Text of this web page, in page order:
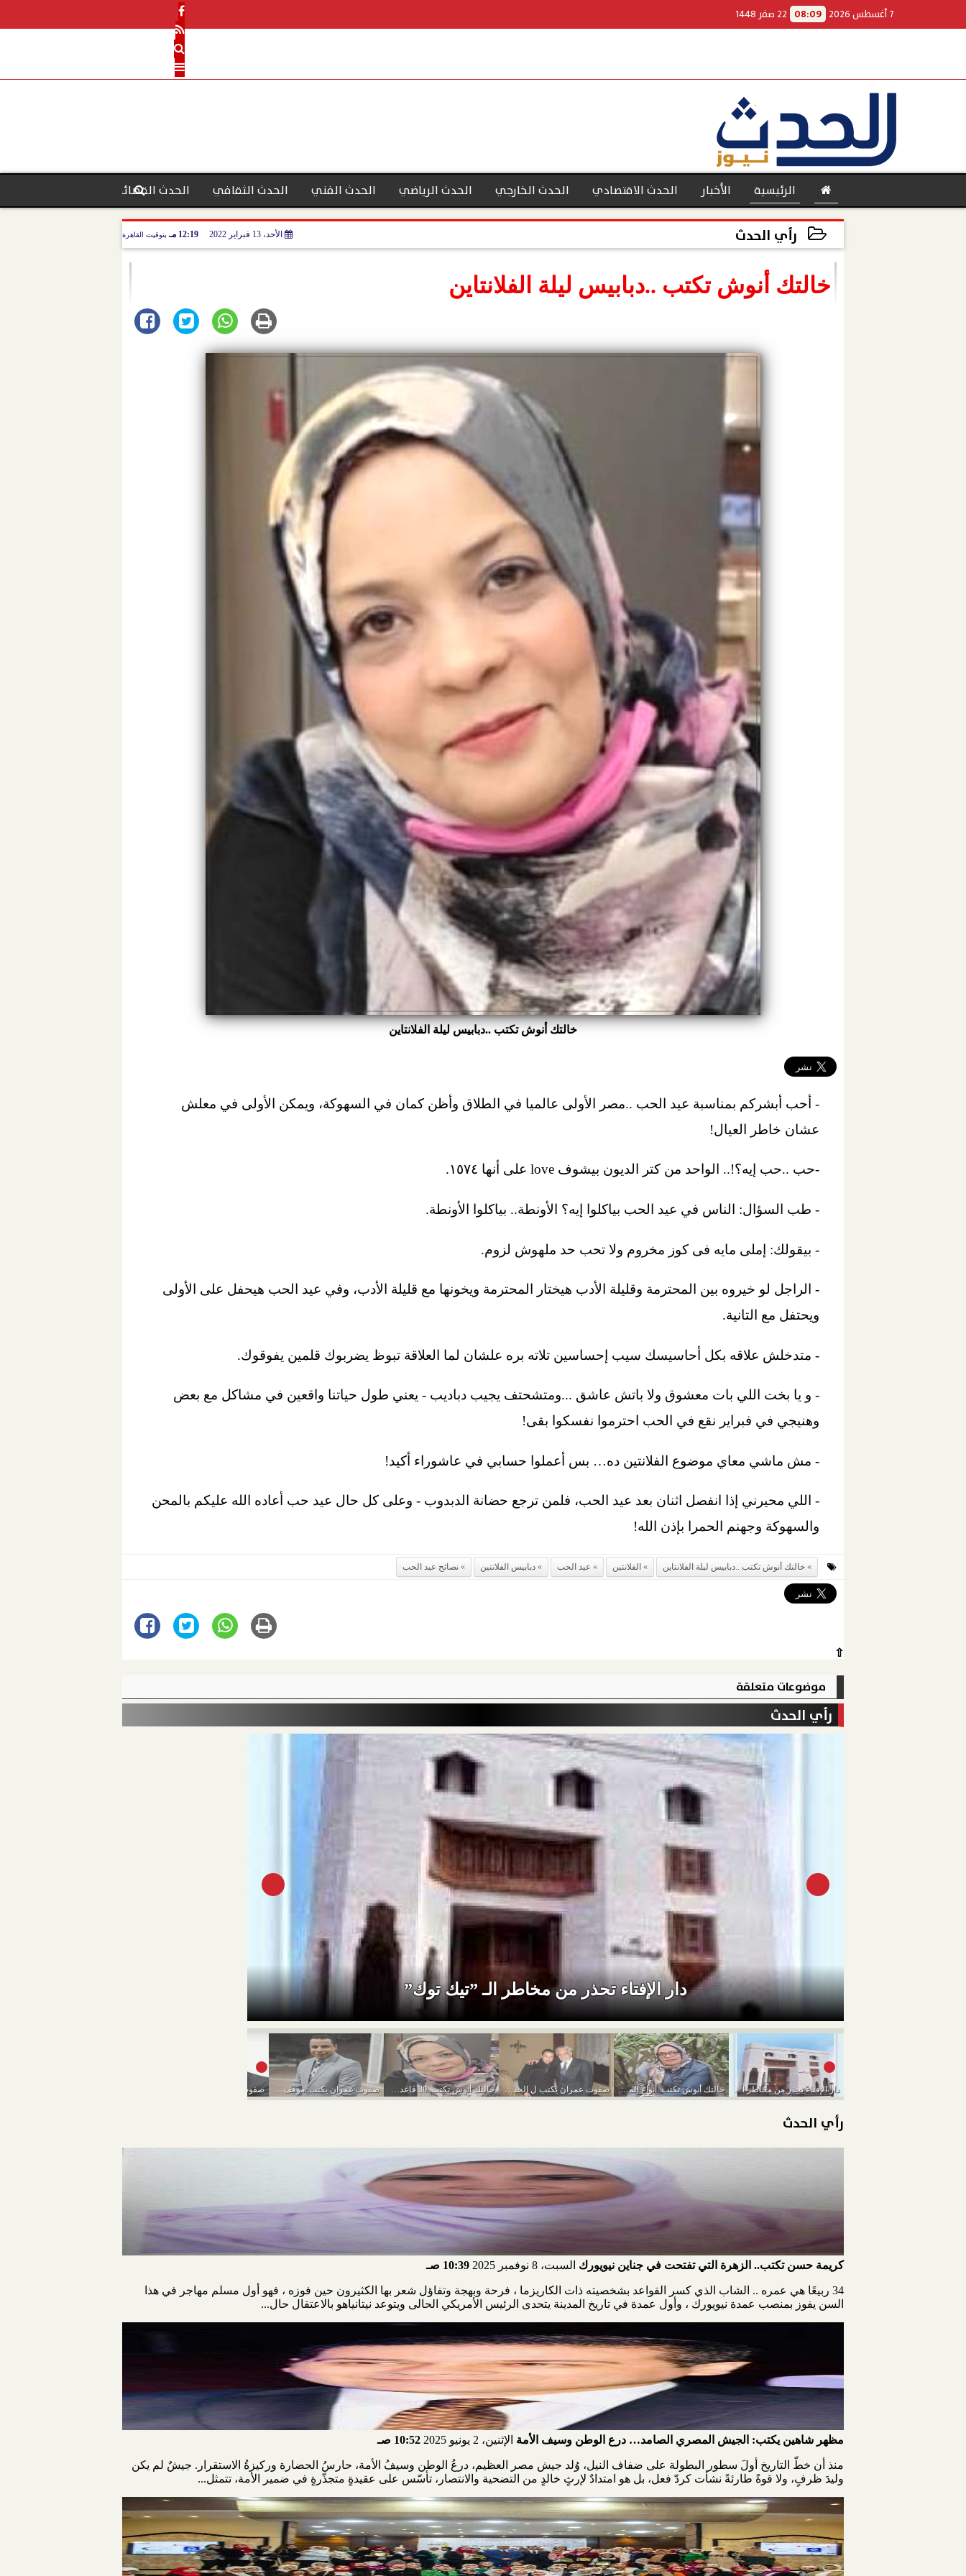
7 أغسطس 2026 08:09 22 صفر 1448
الرئيسية الأخبار الحدث الاقتصادي الحدث الخارجي الحدث الرياضي الحدث الفني الحدث الثقافي الحدث القضائي
رأي الحدث الأحد، 13 فبراير 2022 12:19 مـ بتوقيت القاهرة
خالتك أنوش تكتب ..دبابيس ليلة الفلانتاين
خالتك أنوش تكتب ..دبابيس ليلة الفلانتاين
- أحب أبشركم بمناسبة عيد الحب ..مصر الأولى عالميا في الطلاق وأظن كمان في السهوكة، ويمكن الأولى في معلش
عشان خاطر العيال!
-حب ..حب إيه؟!.. الواحد من كتر الديون بيشوف love على أنها ١٥٧٤.
- طب السؤال: الناس في عيد الحب بياكلوا إيه؟ الأونطة.. بياكلوا الأونطة.
- بيقولك: إملى مايه فى كوز مخروم ولا تحب حد ملهوش لزوم.
- ‏الراجل لو خيروه بين المحترمة وقليلة الأدب هيختار المحترمة ويخونها مع قليلة الأدب، وفي عيد الحب هيحفل على الأولى
ويحتفل مع التانية.
- ‏متدخلش علاقه بكل أحاسيسك سيب إحساسين تلاته بره علشان لما العلاقة تبوظ يضربوك قلمين يفوقوك.
- و يا بخت اللي بات معشوق ولا باتش عاشق ...ومتشحتف يجيب دباديب - يعني طول حياتنا واقعين في مشاكل مع بعض
وهنيجي في فبراير نقع في الحب احترموا نفسكوا بقى!
- مش ماشي معاي موضوع الفلانتين ده… بس أعملوا حسابي في عاشوراء أكيد!
- اللي محيرني إذا انفصل اثنان بعد عيد الحب، فلمن ترجع حضانة الدبدوب - وعلى كل حال عيد حب أعاده الله عليكم بالمحن
والسهوكة وجهنم الحمرا بإذن الله!
خالتك أنوش تكتب ..دبابيس ليلة الفلانتاين الفلانتين عيد الحب دبابيس الفلانتين نصائح عيد الحب
⇧
موضوعات متعلقة
رأي الحدث
دار الإفتاء تحذر من مخاطر الـ ”تيك توك”
دار الإفتاء تحذر من مخاطر الـ ”تيك توك” خالتك أنوش تكتب..أنواع الموظفين وأنت وحظك صفوت عمران يكتب ل الحدث نيوز ..العشاء الأخير...
رأي الحدث
كريمة حسن تكتب.. الزهرة التي تفتحت في جناين نيويورك السبت، 8 نوفمبر 2025 10:39 صـ
34 ربيعًا هي عمره .. الشاب الذي كسر القواعد بشخصيته ذات الكاريزما ، فرحة وبهجة وتفاؤل شعر بها الكثيرون حين فوزه ، فهو أول مسلم مهاجر في هذا
السن يفوز بمنصب عمدة نيويورك ، وأول عمدة في تاريخ المدينة يتحدى الرئيس الأمريكي الحالى ويتوعد نيتانياهو بالاعتقال حال...
مظهر شاهين يكتب: الجيش المصري الصامد… درع الوطن وسيف الأمة الإثنين، 2 يونيو 2025 10:52 صـ
منذ أن خطّ التاريخ أولَ سطور البطولة على ضفاف النيل، وُلد جيش مصر العظيم، درعُ الوطن وسيفُ الأمة، حارسُ الحضارة وركيزةُ الاستقرار. جيشٌ لم يكن
وليدَ ظرفٍ، ولا قوةً طارئةً نشأت كردّ فعل، بل هو امتدادٌ لإرثٍ خالدٍ من التضحية والانتصار، تأسّس على عقيدةٍ متجذّرةٍ في ضمير الأمة، تتمثل...